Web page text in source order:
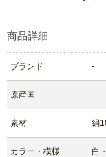
〔振袖〕
す。
・大振袖（袖の長さは
・中振袖（袖の長さは
送料無料 着物帯 5,000
商品詳細
ブランド -
原産国 -
素材 絹
カラー・模様 白